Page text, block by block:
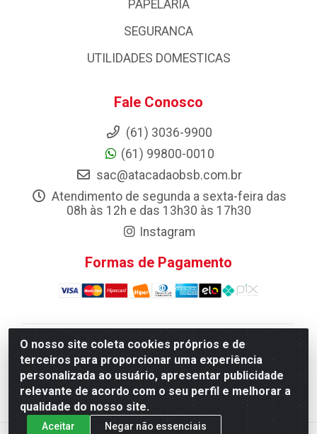
O nosso site coleta cookies próprios e de
terceiros para proporcionar uma experiência
personalizada ao usuário, apresentar publicidade
relevante de acordo com o seu perfil e melhorar a
qualidade do nosso site.
Aceitar Negar não essenciais
PAPELARIA
SEGURANCA
UTILIDADES DOMESTICAS
Fale Conosco
(61) 3036-9900
(61) 99800-0010
sac@atacadaobsb.com.br
Atendimento de segunda a sexta-feira das
08h às 12h e das 13h30 às 17h30
Instagram
Formas de Pagamento
Atacadao da Limpeza F. Pereira Queiroz Comercio e
Distribuicao LTDA - Quadra Qi 10 Lotes 39 e, 41 - Setor
Industrial (Taguatinga), Brasília/DF - CEP 72.135-100 -
CNPJ 13.184.675/0001-80